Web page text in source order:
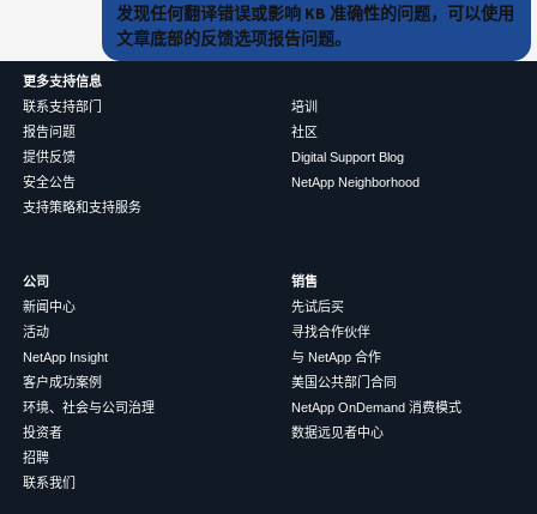
发现任何翻译错误或影响 KB 准确性的问题，可以使用
文章底部的反馈选项报告问题。
更多支持信息
联系支持部门
报告问题
提供反馈
安全公告
支持策略和支持服务
培训
社区
Digital Support Blog
NetApp Neighborhood
公司
新闻中心
活动
NetApp Insight
客户成功案例
环境、社会与公司治理
投资者
招聘
联系我们
销售
先试后买
寻找合作伙伴
与 NetApp 合作
美国公共部门合同
NetApp OnDemand 消费模式
数据远见者中心